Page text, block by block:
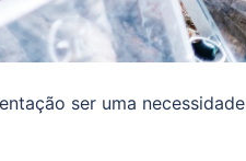
ser uma necessidade